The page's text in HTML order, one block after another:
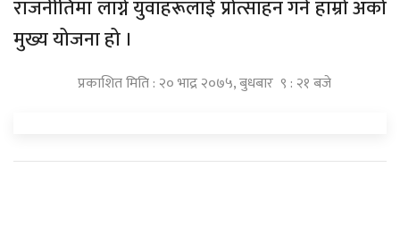
राजनीतिमा लाग्ने युवाहरूलाई प्रोत्साहन गर्ने हाम्रो अर्को
मुख्य योजना हो ।
प्रकाशित मिति : २० भाद्र २०७५, बुधबार ९ : २१ बजे